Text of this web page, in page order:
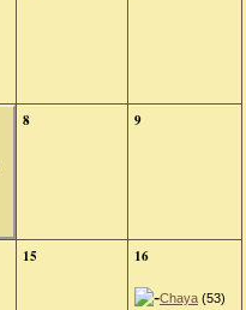
8 9
15 16
Chaya (53)